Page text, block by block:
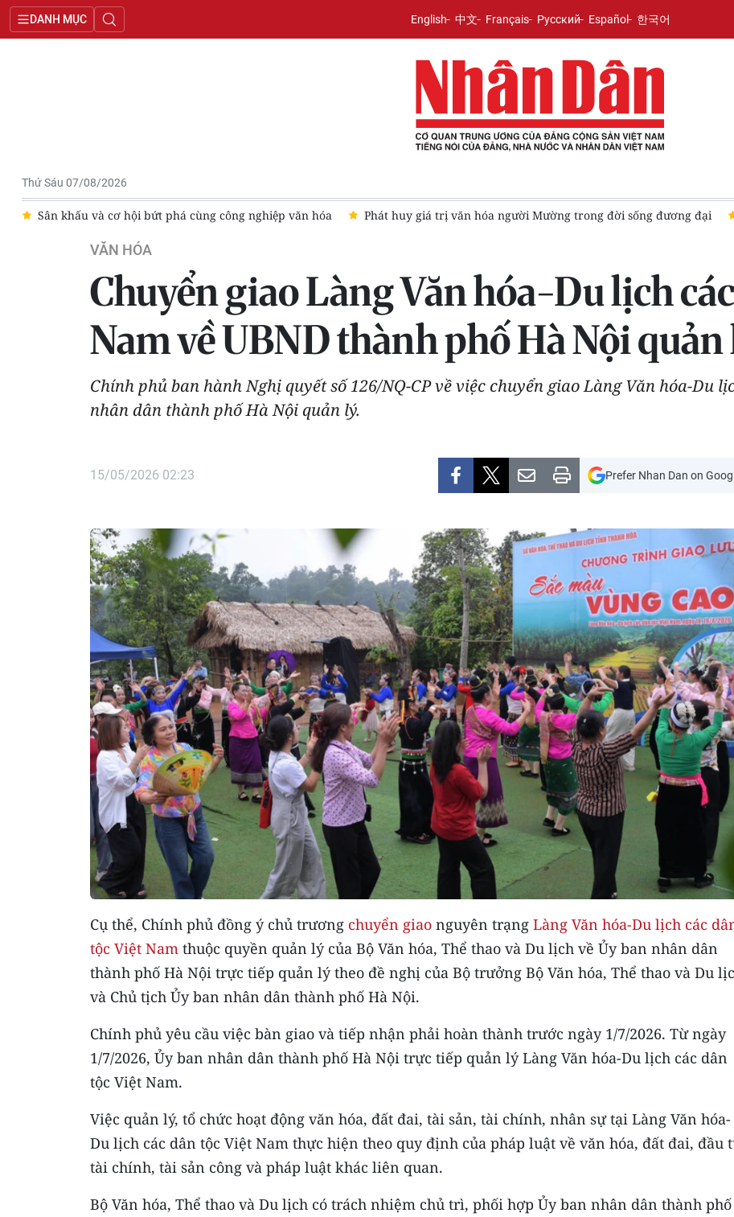
DANH MỤC English 中文 Français Русский Español 한국어
Thứ Sáu 07/08/2026
cùng công nghiệp văn hóa Phát huy giá trị văn hóa người Mường trong đời sống đương đại Đề xuất nghỉ 4 ngày liên
VĂN HÓA
Chuyển giao Làng Văn hóa-Du lịch
Nam về UBND thành phố Hà Nội
Chính phủ ban hành Nghị quyết số 126/NQ-CP về việc chuyển giao Làng Văn hóa-Du
nhân dân thành phố Hà Nội quản lý.
15/05/2026 02:23 Prefer Nhan Dan on
Cụ thể, Chính phủ đồng ý chủ trương chuyển giao nguyên trạng Làng Văn hóa-Du lịch các
tộc Việt Nam thuộc quyền quản lý của Bộ Văn hóa, Thể thao và Du lịch về Ủy ban nhân dân
thành phố Hà Nội trực tiếp quản lý theo đề nghị của Bộ trưởng Bộ Văn hóa, Thể thao và Du
và Chủ tịch Ủy ban nhân dân thành phố Hà Nội.
Chính phủ yêu cầu việc bàn giao và tiếp nhận phải hoàn thành trước ngày 1/7/2026. Từ ngày
1/7/2026, Ủy ban nhân dân thành phố Hà Nội trực tiếp quản lý Làng Văn hóa-Du lịch các dân
tộc Việt Nam.
Việc quản lý, tổ chức hoạt động văn hóa, đất đai, tài sản, tài chính, nhân sự tại Làng Văn hóa-
Du lịch các dân tộc Việt Nam thực hiện theo quy định của pháp luật về văn hóa, đất đai, đầu
tài chính, tài sản công và pháp luật khác liên quan.
Bộ Văn hóa, Thể thao và Du lịch có trách nhiệm chủ trì, phối hợp Ủy ban nhân dân thành phố